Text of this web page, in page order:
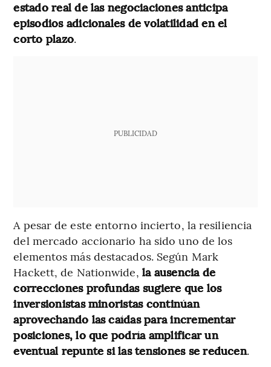
estado real de las negociaciones anticipa
episodios adicionales de volatilidad en el
corto plazo.
PUBLICIDAD
A pesar de este entorno incierto, la resiliencia
del mercado accionario ha sido uno de los
elementos más destacados. Según Mark
Hackett, de Nationwide, la ausencia de
correcciones profundas sugiere que los
inversionistas minoristas continúan
aprovechando las caídas para incrementar
posiciones, lo que podría amplificar un
eventual repunte si las tensiones se reducen.